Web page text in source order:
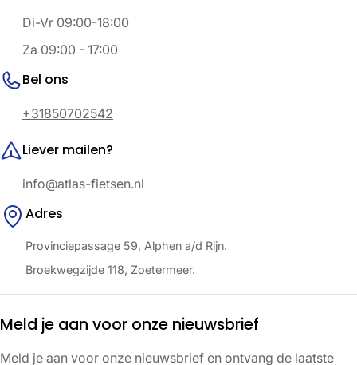
:
Di-Vr 09:00-18:00
Za 09:00 - 17:00
Bel ons
+31850702542
Liever mailen?
info@atlas-fietsen.nl
Adres
Provinciepassage 59, Alphen a/d Rijn.
Broekwegzijde 118, Zoetermeer.
Meld je aan voor onze nieuwsbrief
Meld je aan voor onze nieuwsbrief en ontvang de laatste